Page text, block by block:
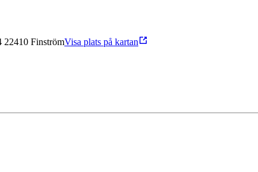
22410 FinströmVisa plats på kartan